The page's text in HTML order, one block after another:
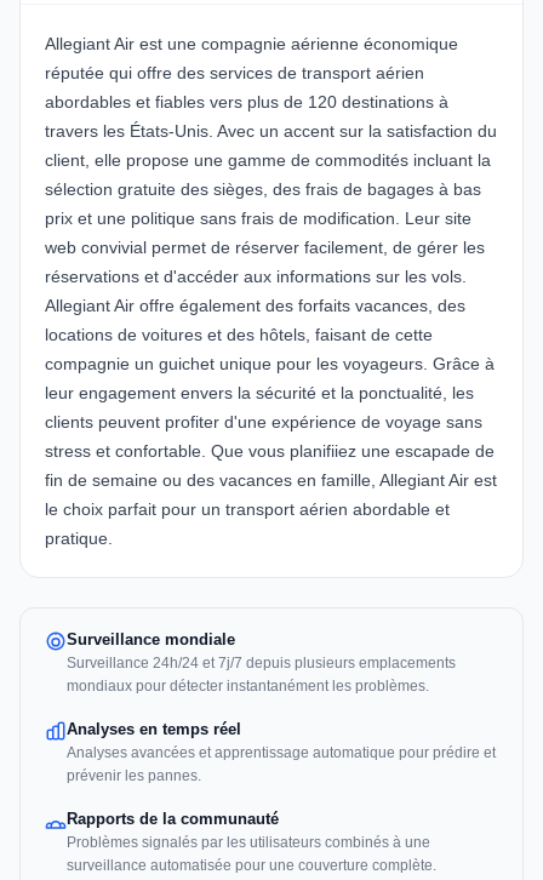
Allegiant Air est une compagnie aérienne économique
réputée qui offre des services de transport aérien
abordables et fiables vers plus de 120 destinations à
travers les États-Unis. Avec un accent sur la satisfaction du
client, elle propose une gamme de commodités incluant la
sélection gratuite des sièges, des frais de bagages à bas
prix et une politique sans frais de modification. Leur site
web convivial permet de réserver facilement, de gérer les
réservations et d'accéder aux informations sur les vols.
Allegiant Air offre également des forfaits vacances, des
locations de voitures et des hôtels, faisant de cette
compagnie un guichet unique pour les voyageurs. Grâce à
leur engagement envers la sécurité et la ponctualité, les
clients peuvent profiter d'une expérience de voyage sans
stress et confortable. Que vous planifiiez une escapade de
fin de semaine ou des vacances en famille, Allegiant Air est
le choix parfait pour un transport aérien abordable et
pratique.
Surveillance mondiale
Surveillance 24h/24 et 7j/7 depuis plusieurs emplacements
mondiaux pour détecter instantanément les problèmes.
Analyses en temps réel
Analyses avancées et apprentissage automatique pour prédire et
prévenir les pannes.
Rapports de la communauté
Problèmes signalés par les utilisateurs combinés à une
surveillance automatisée pour une couverture complète.